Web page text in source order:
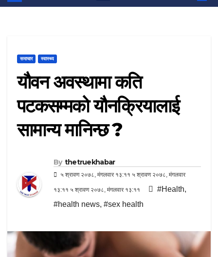
समाचार स्वास्थ्य
यौवन अवस्थामा कति
पटकसम्मको यौनक्रियालाई
सामान्य मानिन्छ ?
By thetruekhabar
५ श्रावण २०७८, मंगलवार १३:११ ५ श्रावण २०७८, मंगलवार
१३:११ ५ श्रावण २०७८, मंगलवार १३:११ #Health,
#health news, #sex health